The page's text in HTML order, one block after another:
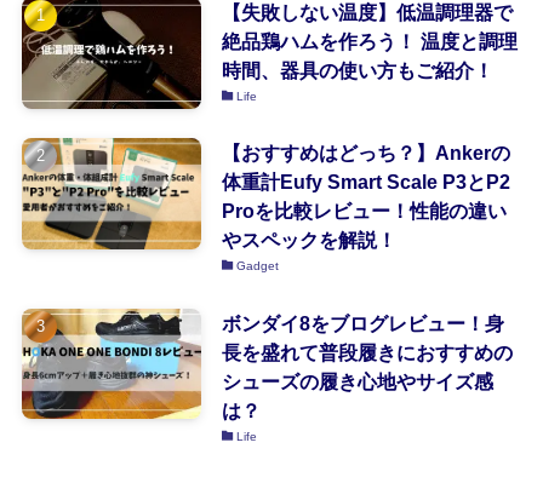
【失敗しない温度】低温調理器で
絶品鶏ハムを作ろう！ 温度と調理
時間、器具の使い方もご紹介！
Life
【おすすめはどっち？】Ankerの
体重計Eufy Smart Scale P3とP2
Proを比較レビュー！性能の違い
やスペックを解説！
Gadget
ボンダイ8をブログレビュー！身
長を盛れて普段履きにおすすめの
シューズの履き心地やサイズ感
は？
Life